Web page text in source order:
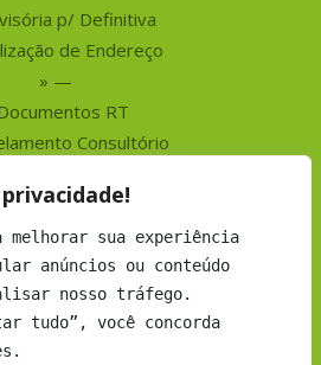
melhorar sua experiência
anúncios ou conteúdo
nosso tráfego.
tudo”, você concorda
p/ Definitiva
de Endereço
—
RT
Consultório
Serviços
por Profissionais
por Empresas
do CRMV-MS